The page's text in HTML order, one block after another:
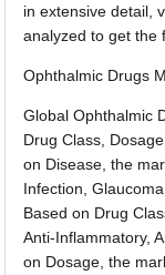
in extensive detail,
analyzed to get the
Ophthalmic Drugs
Global Ophthalmic
Drug Class,
on Disease, the
Infection,
Based on Drug
Anti-Inflammatory,
on Dosage, the